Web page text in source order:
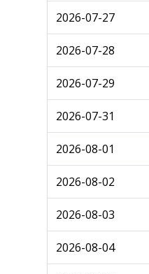
2026-07-27
2026-07-28
2026-07-29
2026-07-31
2026-08-01
2026-08-02
2026-08-03
2026-08-04